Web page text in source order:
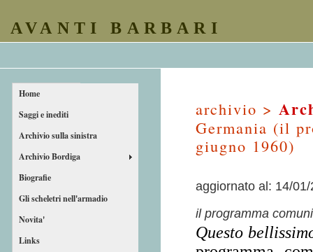
AVANTI BARBARI
Home
Saggi e inediti
Archivio sulla sinistra
Archivio Bordiga
Biografie
Gli scheletri nell'armadio
Novita'
Links
archivio >
Germania (il
giugno 1960)
aggiornato al: 14/01/
il programma
Questo